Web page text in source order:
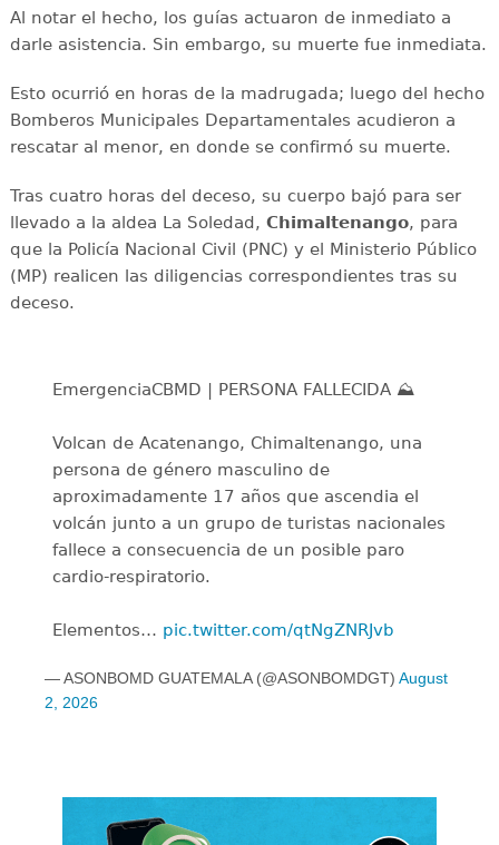
Al notar el hecho, los guías actuaron de inmediato a
darle asistencia. Sin embargo, su muerte fue inmediata.
Esto ocurrió en horas de la madrugada; luego del hecho
Bomberos Municipales Departamentales acudieron a
rescatar al menor, en donde se confirmó su muerte.
Tras cuatro horas del deceso, su cuerpo bajó para ser
llevado a la aldea La Soledad, Chimaltenango, para
que la Policía Nacional Civil (PNC) y el Ministerio Público
(MP) realicen las diligencias correspondientes tras su
deceso.
EmergenciaCBMD | PERSONA FALLECIDA ⛰️
Volcan de Acatenango, Chimaltenango, una
persona de género masculino de
aproximadamente 17 años que ascendia el
volcán junto a un grupo de turistas nacionales
fallece a consecuencia de un posible paro
cardio-respiratorio.
Elementos… pic.twitter.com/qtNgZNRJvb
— ASONBOMD GUATEMALA (@ASONBOMDGT) August
2, 2026